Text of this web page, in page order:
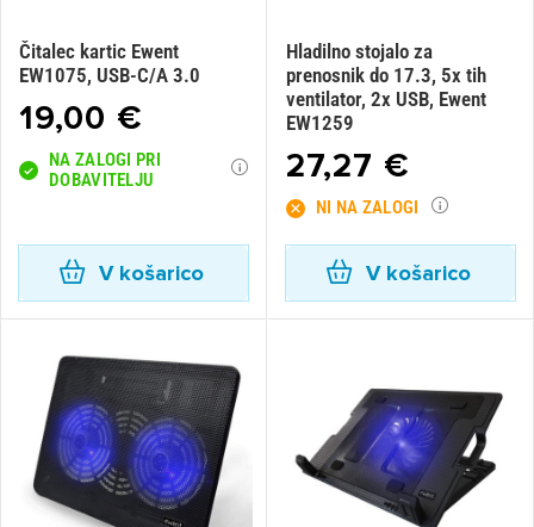
Čitalec kartic Ewent
EW1075, USB-C/A 3.0
19,00 €
NA ZALOGI PRI
DOBAVITELJU
V košarico
Hladilno stojalo za
prenosnik do 17.3, 5x tih
ventilator, 2x USB, Ewent
EW1259
27,27 €
NI NA ZALOGI
V košarico